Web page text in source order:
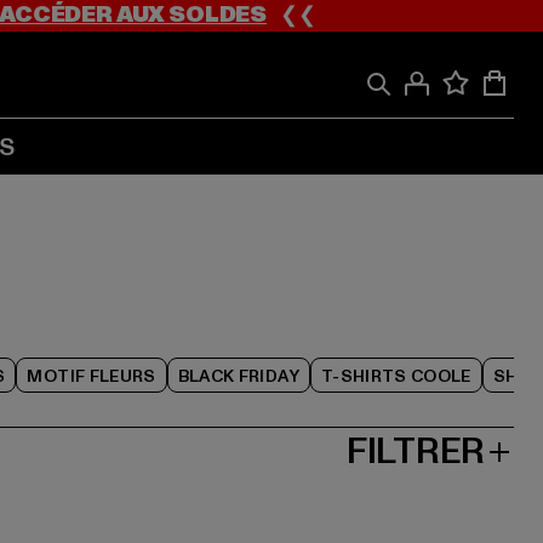
ACCÉDER AUX SOLDES❮❮
MOTIF FLEURS BLACK FRIDAY T-SHIRTS COOLE
FILTRER